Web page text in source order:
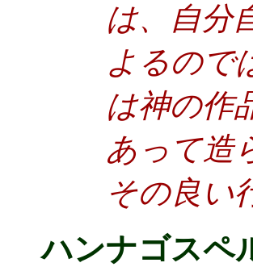
は、自分
よるので
は神の作
あって造
その良い
ハンナゴスペ